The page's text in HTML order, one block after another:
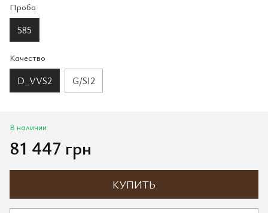
Проба
585
Качество
D_VVS2 G/SI2
В наличии
81 447 грн
КУПИТЬ